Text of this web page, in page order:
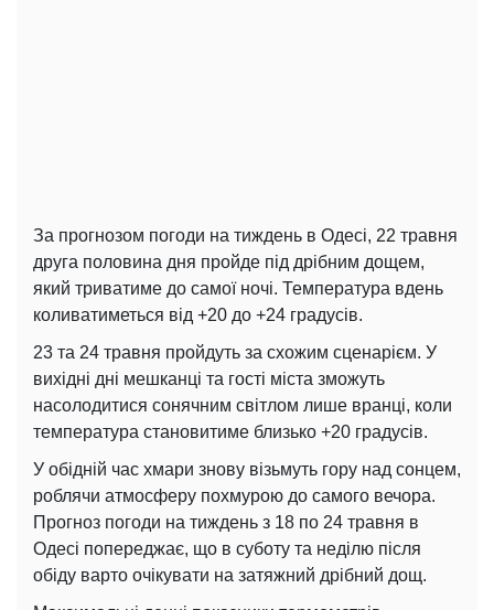
За прогнозом погоди на тиждень в Одесі, 22 травня
друга половина дня пройде під дрібним дощем,
який триватиме до самої ночі. Температура вдень
коливатиметься від +20 до +24 градусів.
23 та 24 травня пройдуть за схожим сценарієм. У
вихідні дні мешканці та гості міста зможуть
насолодитися сонячним світлом лише вранці, коли
температура становитиме близько +20 градусів.
У обідній час хмари знову візьмуть гору над сонцем,
роблячи атмосферу похмурою до самого вечора.
Прогноз погоди на тиждень з 18 по 24 травня в
Одесі попереджає, що в суботу та неділю після
обіду варто очікувати на затяжний дрібний дощ.